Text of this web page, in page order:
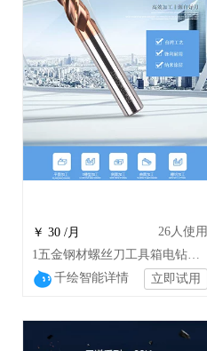
￥ 30 /月 26人使用
1五金钢材螺丝刀工具箱电钻钳子汽车金属配件
千绘智能详情
立即试用